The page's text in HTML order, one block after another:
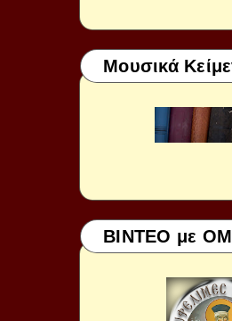
Μουσικά
ΒΙΝΤΕΟ με